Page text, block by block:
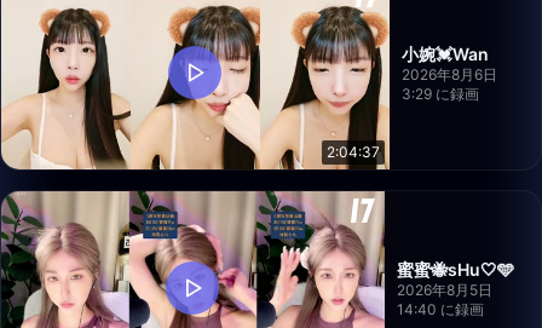
2:04:37
小婉💓Wan
2026年8月6日
3:29 に録画
蜜蜜🐝sHu🤍🩵
2026年8月5日
14:40 に録画